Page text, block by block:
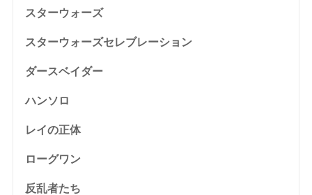
スターウォーズ
スターウォーズセレブレーション
ダースベイダー
ハンソロ
レイの正体
ローグワン
反乱者たち